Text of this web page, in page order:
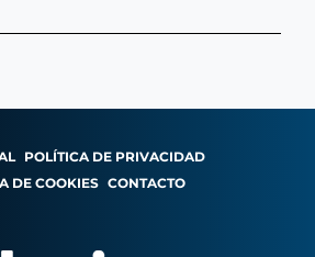
POLÍTICA DE PRIVACIDAD
DE COOKIES CONTACTO